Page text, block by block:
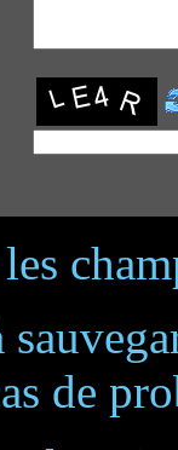
de